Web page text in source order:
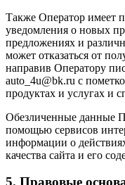
Также Оператор имеет
уведомления о новых
предложениях и
может отказаться от
направив Оператору
auto_4u@bk.ru с
продуктах и услугах и
Обезличенные данные
помощью сервисов
информации о
качества сайта и его